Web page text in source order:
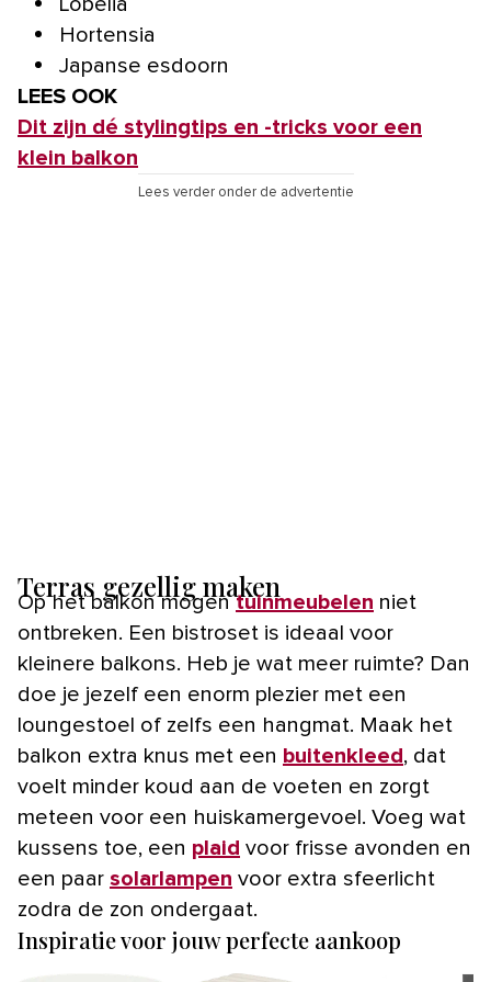
Hortensia
Japanse esdoorn
LEES OOK
Dit zijn dé stylingtips en -tricks voor een
klein balkon
Lees verder onder de advertentie
Terras gezellig maken
Op het balkon mogentuinmeubelen niet
ontbreken. Een bistroset is ideaal voor
kleinere balkons. Heb je wat meer ruimte? Dan
doe je jezelf een enorm plezier met een
loungestoel of zelfs een hangmat. Maak het
balkon extra knus met een buitenkleed, dat
voelt minder koud aan de voeten en zorgt
meteen voor een huiskamergevoel. Voeg wat
kussens toe, een plaid voor frisse avonden en
een paar solarlampen voor extra sfeerlicht
zodra de zon ondergaat.
Inspiratie voor jouw perfecte aankoop